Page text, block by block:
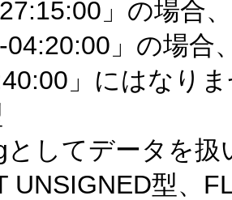
」の場合
04:20:00」の場合
」にはなり
としてデータを扱
UNSIGNED型、